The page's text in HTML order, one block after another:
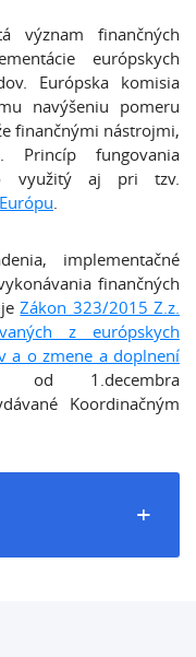
význam finančných
európskych
Európska komisia
navýšeniu pomeru
finančnými nástrojmi,
Princíp fungovania
využitý aj pri tzv.
.
implementačné
finančných
Zákon 323/2015 Z.z.
z európskych
a o zmene a doplnení
1.decembra
Koordinačným
+